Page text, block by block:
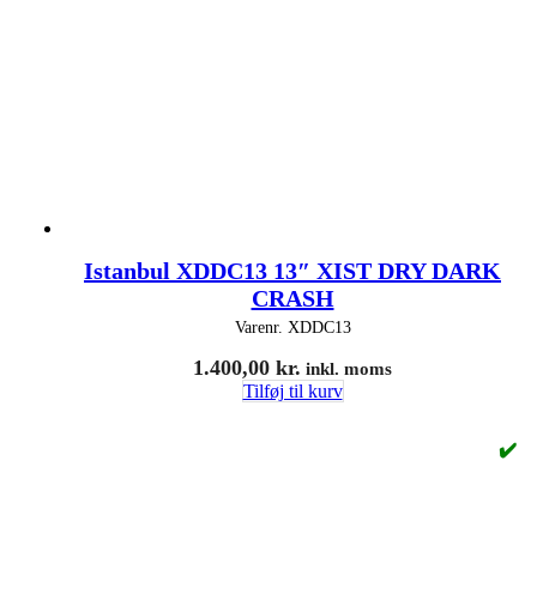
Istanbul XDDC13 13″ XIST DRY DARK
CRASH
Varenr. XDDC13
1.400,00 kr. inkl. moms
Tilføj til kurv
✔️